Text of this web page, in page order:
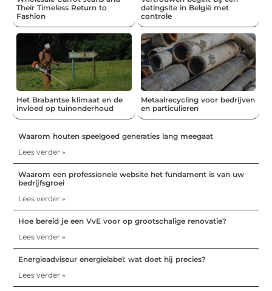
Their Timeless Return to
Fashion
datingsite in België met
controle
Het Brabantse klimaat en de
invloed op tuinonderhoud
Metaalrecycling voor bedrijven
en particulieren
Waarom houten speelgoed generaties lang meegaat
Lees verder »
Waarom een professionele website het fundament is van uw
bedrijfsgroei
Lees verder »
Hoe bereid je een VvE voor op grootschalige renovatie?
Lees verder »
Energieadviseur energielabel: wat doet hij precies?
Lees verder »